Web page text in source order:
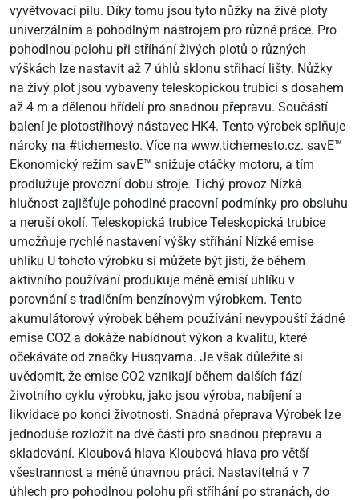
vyvětvovací pilu. Díky tomu jsou tyto nůžky na živé ploty
univerzálním a pohodlným nástrojem pro různé práce. Pro
pohodlnou polohu při stříhání živých plotů o různých
výškách lze nastavit až 7 úhlů sklonu střihací lišty. Nůžky
na živý plot jsou vybaveny teleskopickou trubicí s dosahem
až 4 m a dělenou hřídelí pro snadnou přepravu. Součástí
balení je plotostřihový nástavec HK4. Tento výrobek splňuje
nároky na #tichemesto. Více na www.tichemesto.cz. savE™
Ekonomický režim savE™ snižuje otáčky motoru, a tím
prodlužuje provozní dobu stroje. Tichý provoz Nízká
hlučnost zajišťuje pohodlné pracovní podmínky pro obsluhu
a neruší okolí. Teleskopická trubice Teleskopická trubice
umožňuje rychlé nastavení výšky stříhání Nízké emise
uhlíku U tohoto výrobku si můžete být jisti, že během
aktivního používání produkuje méně emisí uhlíku v
porovnání s tradičním benzínovým výrobkem. Tento
akumulátorový výrobek během používání nevypouští žádné
emise CO2 a dokáže nabídnout výkon a kvalitu, které
očekáváte od značky Husqvarna. Je však důležité si
uvědomit, že emise CO2 vznikají během dalších fází
životního cyklu výrobku, jako jsou výroba, nabíjení a
likvidace po konci životnosti. Snadná přeprava Výrobek lze
jednoduše rozložit na dvě části pro snadnou přepravu a
skladování. Kloubová hlava Kloubová hlava pro větší
všestrannost a méně únavnou práci. Nastavitelná v 7
úhlech pro pohodlnou polohu při stříhání po stranách, do